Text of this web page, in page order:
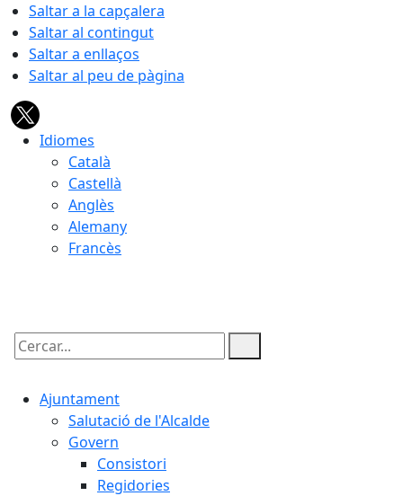
Saltar a la capçalera
Saltar al contingut
Saltar a enllaços
Saltar al peu de pàgina
Idiomes
Català
Castellà
Anglès
Alemany
Francès
Cercar:
Ajuntament
Salutació de l'Alcalde
Govern
Consistori
Regidories